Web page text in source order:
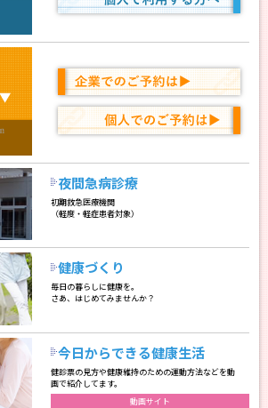
月）18時開演
ー ココトマ
は、専用ページをご確認ください。
夜間急病診療
初期救急医療機関
（軽度・軽症患者対象）
健康づくり
毎日の暮らしに健康を。
さあ、はじめてみませんか？
今日からできる健康生活
健診票の見方や健康維持のための運動方法などを動
画で紹介してます。
動画サイト